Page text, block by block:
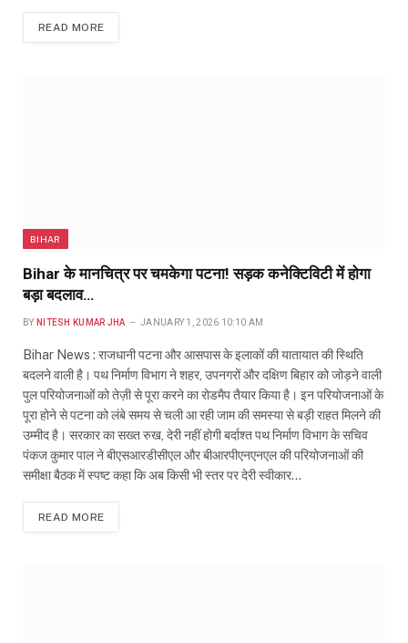
READ MORE
BIHAR
Bihar के मानचित्र पर चमकेगा पटना! सड़क कनेक्टिविटी में होगा
बड़ा बदलाव…
BY NITESH KUMAR JHA JANUARY 1, 2026 10:10 AM
Bihar News : राजधानी पटना और आसपास के इलाकों की यातायात की स्थिति
बदलने वाली है। पथ निर्माण विभाग ने शहर, उपनगरों और दक्षिण बिहार को जोड़ने वाली
पुल परियोजनाओं को तेज़ी से पूरा करने का रोडमैप तैयार किया है। इन परियोजनाओं के
पूरा होने से पटना को लंबे समय से चली आ रही जाम की समस्या से बड़ी राहत मिलने की
उम्मीद है। सरकार का सख्त रुख, देरी नहीं होगी बर्दाश्त पथ निर्माण विभाग के सचिव
पंकज कुमार पाल ने बीएसआरडीसीएल और बीआरपीएनएनएल की परियोजनाओं की
समीक्षा बैठक में स्पष्ट कहा कि अब किसी भी स्तर पर देरी स्वीकार…
READ MORE